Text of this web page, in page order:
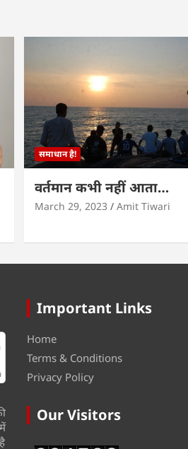
समाधान है!
वर्तमान कभी नहीं आता…
March 29, 2023 Amit Tiwari
Important Links
Home
Terms & Conditions
Privacy Policy
Our Visitors